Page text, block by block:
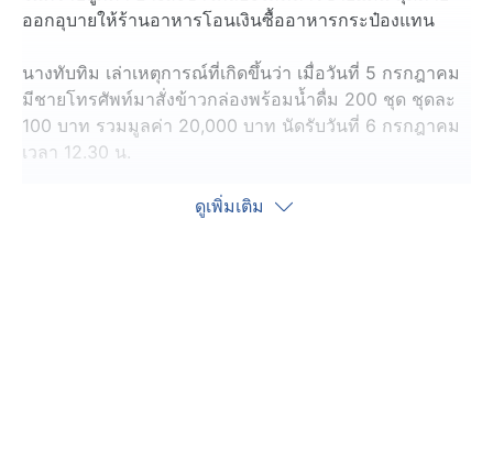
ออกอุบายให้ร้านอาหารโอนเงินซื้ออาหารกระป๋องแทน
นางทับทิม เล่าเหตุการณ์ที่เกิดขึ้นว่า เมื่อวันที่ 5 กรกฎาคม
มีชายโทรศัพท์มาสั่งข้าวกล่องพร้อมน้ำดื่ม 200 ชุด ชุดละ
100 บาท รวมมูลค่า 20,000 บาท นัดรับวันที่ 6 กรกฎาคม
เวลา 12.30 น.
กระทั่งทำเสร็จใกล้ถึงเวลานัด จึงโทรศัพท์สอบถาม กลับถูก
ดูเพิ่มเติม